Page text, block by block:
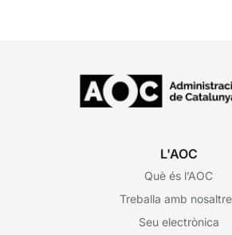
L'AOC
Què és l’AOC
Treballa amb
Seu electrònica